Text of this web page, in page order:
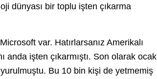
dünyası bir toplu işten çıkarma
var. Hatırlarsanız Amerikalı
anda işten çıkarmıştı. Son olarak ocak
Bu 10 bin kişi de yetmemiş